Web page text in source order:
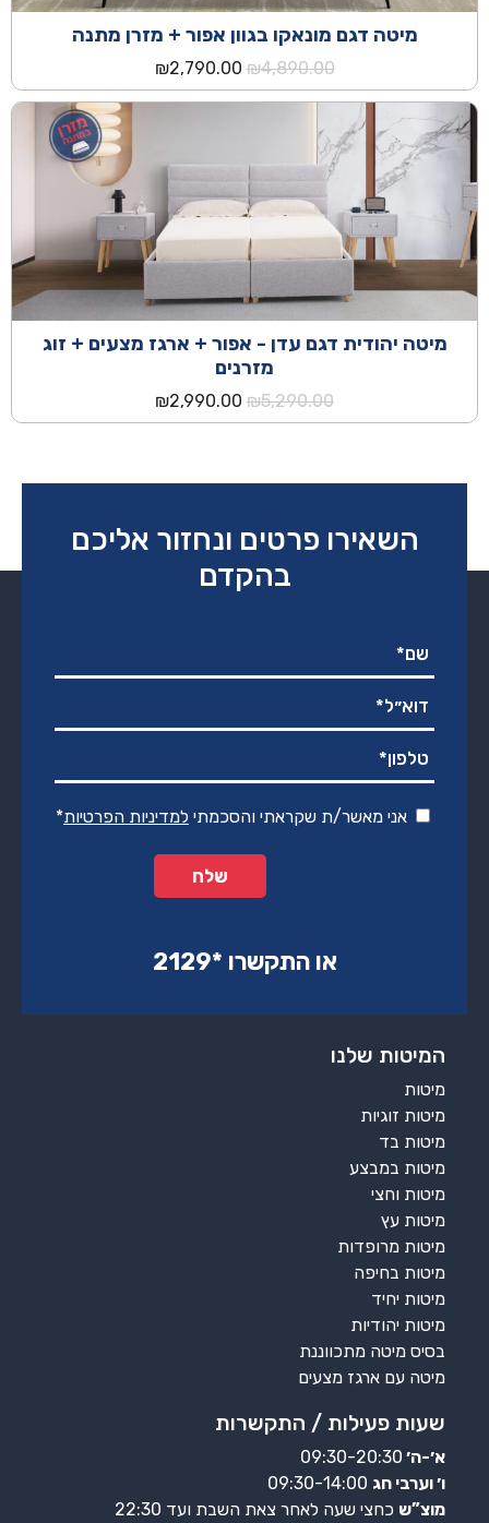
מיטה דגם מונאקו בגוון אפור + מזרן מתנה
₪4,890.00
המחיר
המקורי
היה:
₪2,790.00
הנוכחי
הוא:
₪2,790.00.
מיטה יהודית דגם עדן - אפור + ארגז מצעים + זוג
מזרנים
₪5,290.00
המחיר
המקורי
₪2,990.00
הנוכחי
השאירו פרטים ונחזור אליכם
בהקדם
אני מאשר/ת שקראתי והסכמתי למדיניות הפרטיות*
או התקשרו ‏*2129‏
המיטות שלנו
מיטות
מיטות זוגיות
מיטות בד
מיטות במבצע
מיטות וחצי
מיטות עץ
מיטות מרופדות
מיטות בחיפה
מיטות יחיד
מיטות יהודיות
בסיס מיטה מתכווננת
מיטה עם ארגז מצעים
שעות פעילות / התקשרות
א׳-ה׳ 09:30-20:30
ו׳ וערבי חג
מוצ”ש כחצי שעה לאחר צאת השבת ועד 22:30